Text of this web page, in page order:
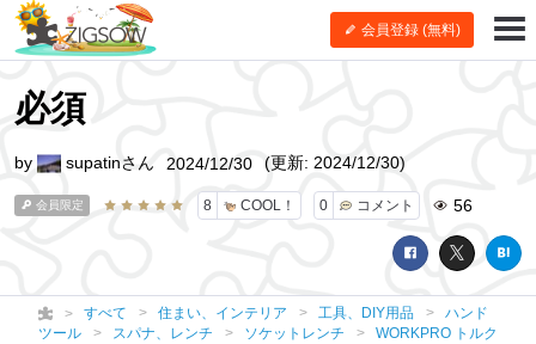
会員登録 (無料)
必須
会員限定 8 COOL！ 0 コメント 56
by supatinさん 2024/12/30 (更新: 2024/12/30)
すべて 住まい、インテリア 工具、DIY用品
ハンド
ツール
スパナ、レンチ ソケットレンチ
WORKPRO トルク